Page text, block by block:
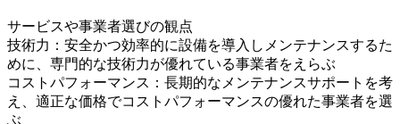
サービスや事業者選びの観点
技術力：安全かつ効率的に設備を導入しメンテナンスするた
めに、専門的な技術力が優れている事業者をえらぶ
コストパフォーマンス：長期的なメンテナンスサポートを考
え、適正な価格でコストパフォーマンスの優れた事業者を選
ぶ